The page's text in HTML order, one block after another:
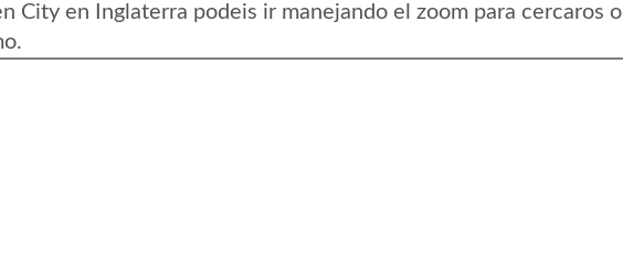
City en Inglaterra podeis ir manejando el zoom para cercaros o